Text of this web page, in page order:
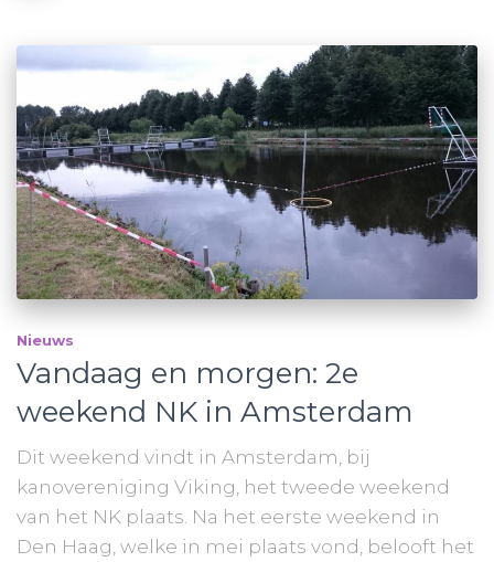
Nieuws
Vandaag en morgen: 2e
weekend NK in Amsterdam
Dit weekend vindt in Amsterdam, bij
kanovereniging Viking, het tweede weekend
van het NK plaats. Na het eerste weekend in
Den Haag, welke in mei plaats vond, belooft het